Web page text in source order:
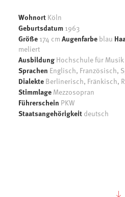
Wohnort Köln
Geburtsdatum 1963
Größe 174 cm Augenfarbe blau
meliert
Ausbildung Hochschule für
Sprachen Englisch, Französisch,
Dialekte Berlinerisch, Fränkisch,
Stimmlage Mezzosopran
Führerschein PKW
Staatsangehörigkeit deutsch